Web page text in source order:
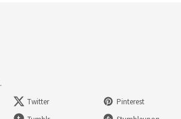
Twitter
Pinterest